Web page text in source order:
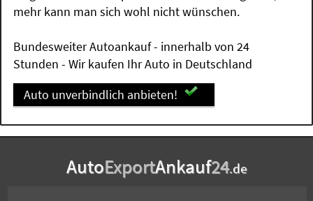
mehr kann man sich wohl nicht wünschen.
Bundesweiter Autoankauf - innerhalb von 24
Stunden - Wir kaufen Ihr Auto in Deutschland
Auto unverbindlich anbieten!
AutoExportAnkauf24.de